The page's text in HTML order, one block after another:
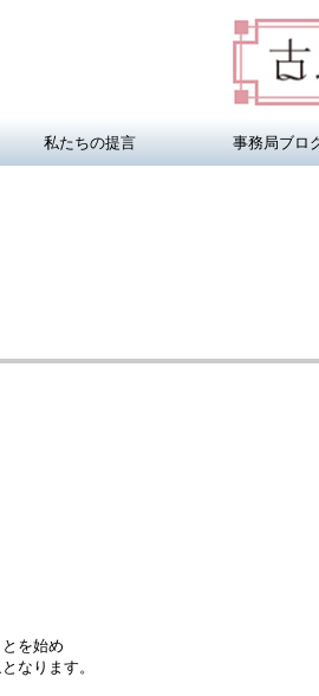
私たちの提言 事務局ブロ
を始め
なります。